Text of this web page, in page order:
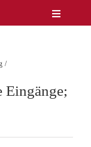
Toggle